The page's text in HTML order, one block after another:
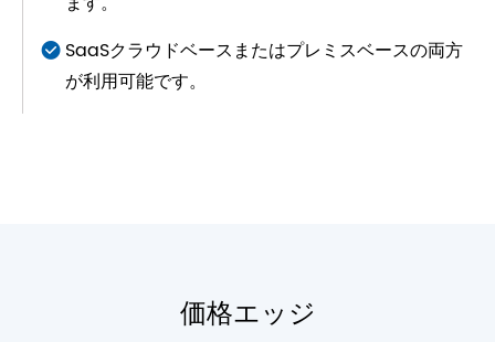
SaaSクラウドベースまたはプレミスベースの両方
が利用可能です。
価格エッジ